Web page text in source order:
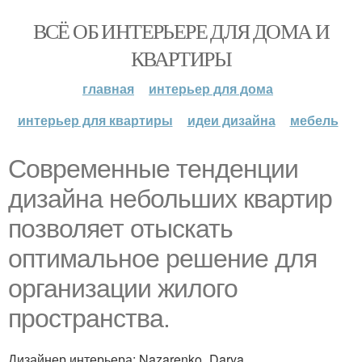
ВСЁ ОБ ИНТЕРЬЕРЕ ДЛЯ ДОМА И
КВАРТИРЫ
главная
интерьер для дома
интерьер для квартиры
идеи дизайна мебель
Современные тенденции
дизайна небольших квартир
позволяет отыскать
оптимальное решение для
организации жилого
пространства.